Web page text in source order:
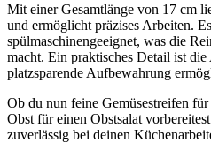
Mit einer Gesamtlänge von 17 cm
und ermöglicht präzises Arbeiten.
spülmaschinengeeignet, was die
macht. Ein praktisches Detail ist
platzsparende Aufbewahrung
Ob du nun feine Gemüsestreifen
Obst für einen Obstsalat
zuverlässig bei deinen